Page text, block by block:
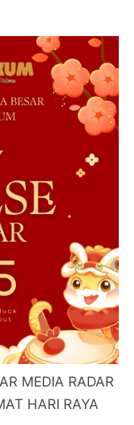
MEDIA RADAR
HARI RAYA